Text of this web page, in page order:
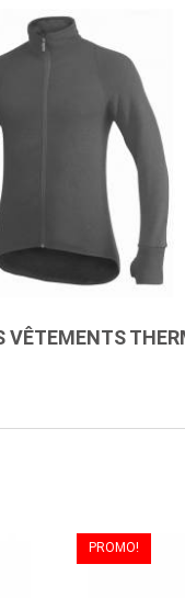
PROMO!